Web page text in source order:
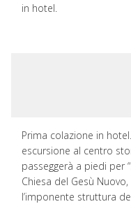
in hotel.
Prima colazione in
escursione al centro
passeggerà a piedi per
Chiesa del Gesù
l’imponente struttura